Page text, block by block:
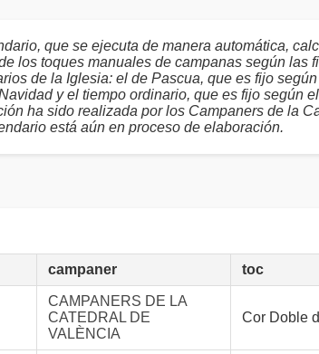
que se ejecuta de manera automática,
los toques manuales de campanas según las
de la Iglesia: el de Pascua, que es fijo
y el tiempo ordinario, que es fijo según
ha sido realizada por los Campaners de la
está aún en proceso de elaboración.
campaner toc
CAMPANERS DE LA
CATEDRAL DE
VALÈNCIA
Cor Doble